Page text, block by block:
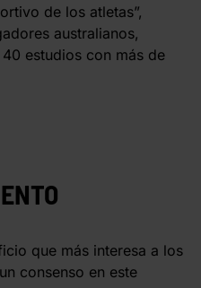
de los atletas”,
australianos,
estudios con más de
que más interesa a los
consenso en este